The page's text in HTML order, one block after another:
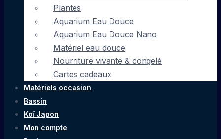
Plantes
Aquarium Eau Douce
Aquarium Eau Douce Nano
Matériel eau douce
Nourriture vivante & congelé
Cartes cadeaux
Matériels occasion
Bassin
Koï Japon
Mon compte